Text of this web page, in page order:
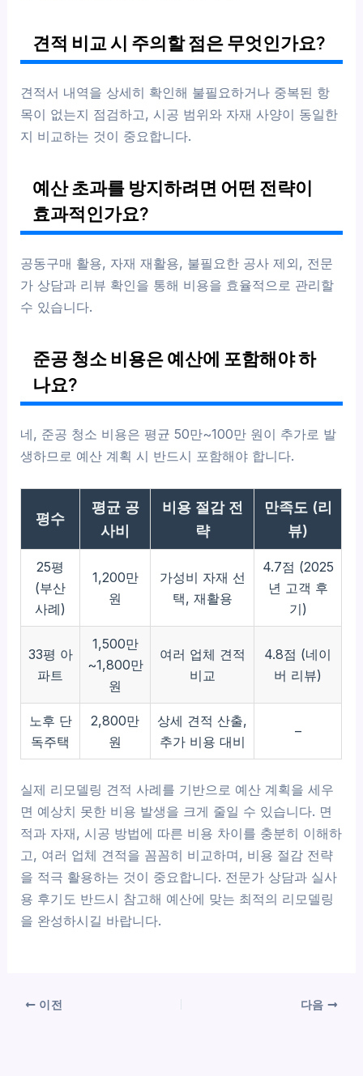
견적 비교 시 주의할 점은 무엇인가요?
견적서 내역을 상세히 확인해 불필요하거나 중복된 항
목이 없는지 점검하고, 시공 범위와 자재 사양이 동일한
지 비교하는 것이 중요합니다.
예산 초과를 방지하려면 어떤 전략이
효과적인가요?
공동구매 활용, 자재 재활용, 불필요한 공사 제외, 전문
가 상담과 리뷰 확인을 통해 비용을 효율적으로 관리할
수 있습니다.
준공 청소 비용은 예산에 포함해야 하
나요?
네, 준공 청소 비용은 평균 50만~100만 원이 추가로 발
생하므로 예산 계획 시 반드시 포함해야 합니다.
평수
평균 공
사비
비용 절감 전
략
만족도 (리
뷰)
25평
(부산
사례)
1,200만
원
가성비 자재 선
택, 재활용
4.7점 (2025
년 고객 후
기)
33평 아
파트
1,500만
~1,800만
원
여러 업체 견적
비교
4.8점 (네이
버 리뷰)
노후 단
독주택
2,800만
원
상세 견적 산출,
추가 비용 대비
–
실제 리모델링 견적 사례를 기반으로 예산 계획을 세우
면 예상치 못한 비용 발생을 크게 줄일 수 있습니다. 면
적과 자재, 시공 방법에 따른 비용 차이를 충분히 이해하
고, 여러 업체 견적을 꼼꼼히 비교하며, 비용 절감 전략
을 적극 활용하는 것이 중요합니다. 전문가 상담과 실사
용 후기도 반드시 참고해 예산에 맞는 최적의 리모델링
을 완성하시길 바랍니다.
이전 다음